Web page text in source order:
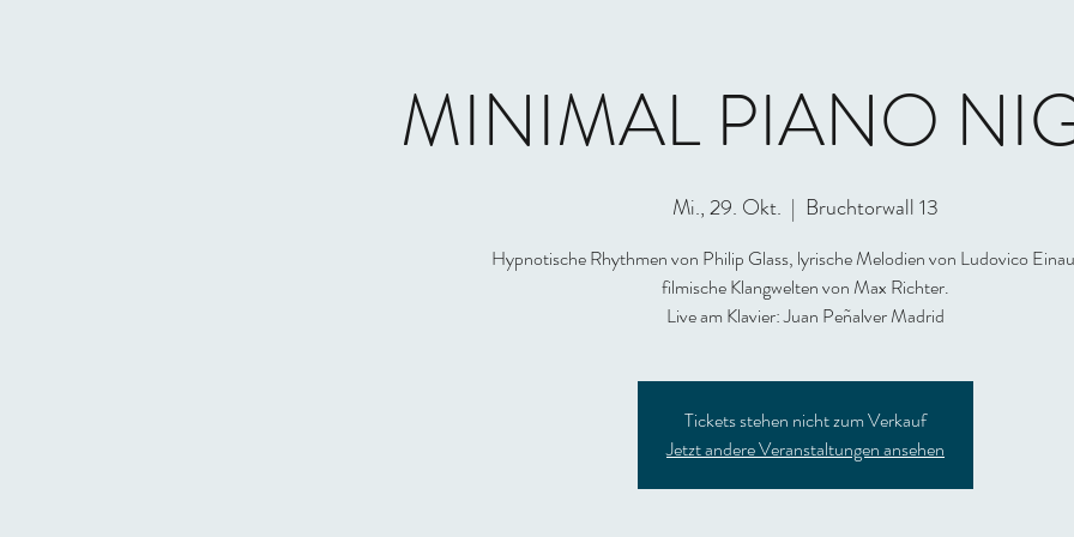
MINIMAL PIANO
Mi., 29. Okt.
  |
Bruchtorwall 13
Hypnotische Rhythmen von Philip Glass, lyrische Melodien von Ludovico
filmische Klangwelten von Max Richter.
Live am Klavier: Juan Peñalver Madrid
Tickets stehen nicht zum Verkauf
Jetzt andere Veranstaltungen ansehen